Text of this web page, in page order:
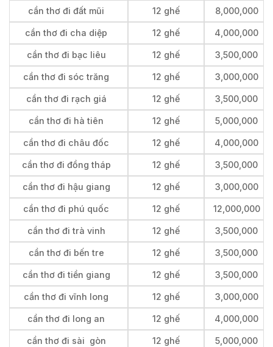
cần thơ đi đất mũi 12 ghế 8,000,000
cần thơ đi cha diệp 12 ghế 4,000,000
cần thơ đi bạc liêu 12 ghế 3,500,000
cần thơ đi sóc trăng 12 ghế 3,000,000
cần thơ đi rạch giá 12 ghế 3,500,000
cần thơ đi hà tiên 12 ghế 5,000,000
cần thơ đi châu đốc 12 ghế 4,000,000
cần thơ đi đồng tháp 12 ghế 3,500,000
cần thơ đi hậu giang 12 ghế 3,000,000
cần thơ đi phú quốc 12 ghế 12,000,000
cần thơ đi trà vinh 12 ghế 3,500,000
cần thơ đi bến tre 12 ghế 3,500,000
cần thơ đi tiền giang 12 ghế 3,500,000
cần thơ đi vĩnh long 12 ghế 3,000,000
cần thơ đi long an 12 ghế 4,000,000
cần thơ đi sài gòn 12 ghế 5,000,000